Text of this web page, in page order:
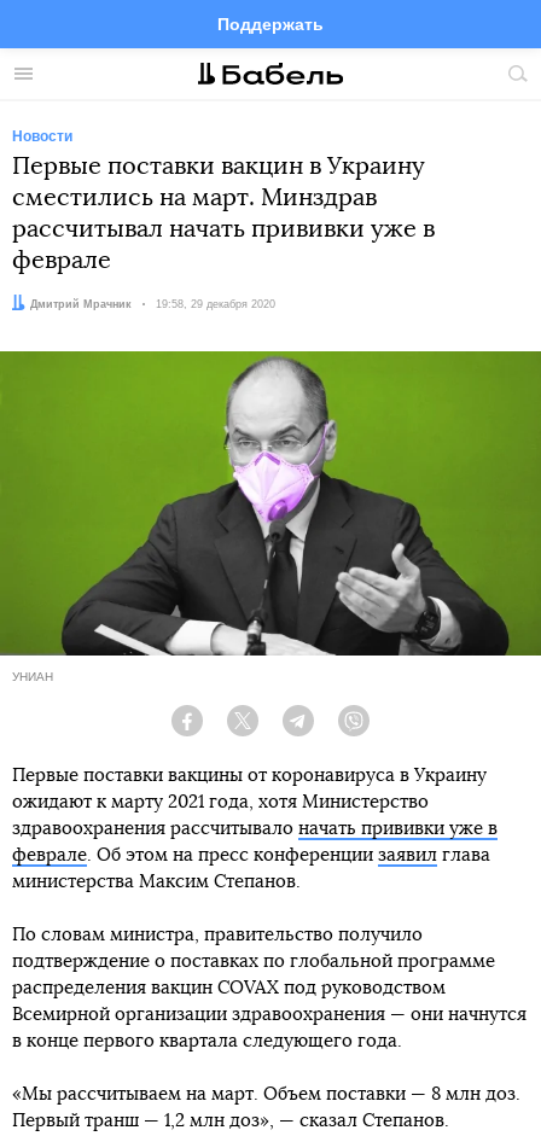
Меню
Поддержать
FacebookTelegramTwitter
Новости
Первые поставки вакцин в Украину
сместились на март. Минздрав
рассчитывал начать прививки уже в
феврале
Автор:
Дмитрий Мрачник Дата:
19:58, 29 декабря 2020
УНИАН
Facebook Twitter Telegram
Первые поставки вакцины от коронавируса в Украину
ожидают к марту 2021 года, хотя Министерство
здравоохранения рассчитывало начать прививки уже в
феврале. Об этом на пресс конференции заявил глава
министерства Максим Степанов.
По словам министра, правительство получило
подтверждение о поставках по глобальной программе
распределения вакцин COVAX под руководством
Всемирной организации здравоохранения — они начнутся
в конце первого квартала следующего года.
«Мы рассчитываем на март. Объем поставки — 8 млн доз.
Первый транш — 1,2 млн доз», — сказал Степанов.